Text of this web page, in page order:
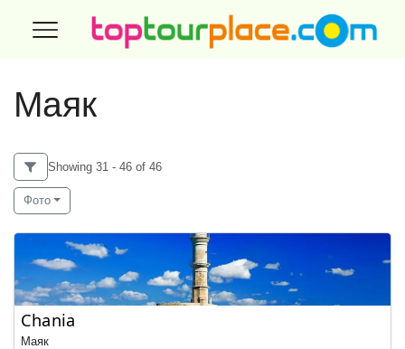
Маяк
Showing 31 - 46 of 46
Фото
Chania
Маяк